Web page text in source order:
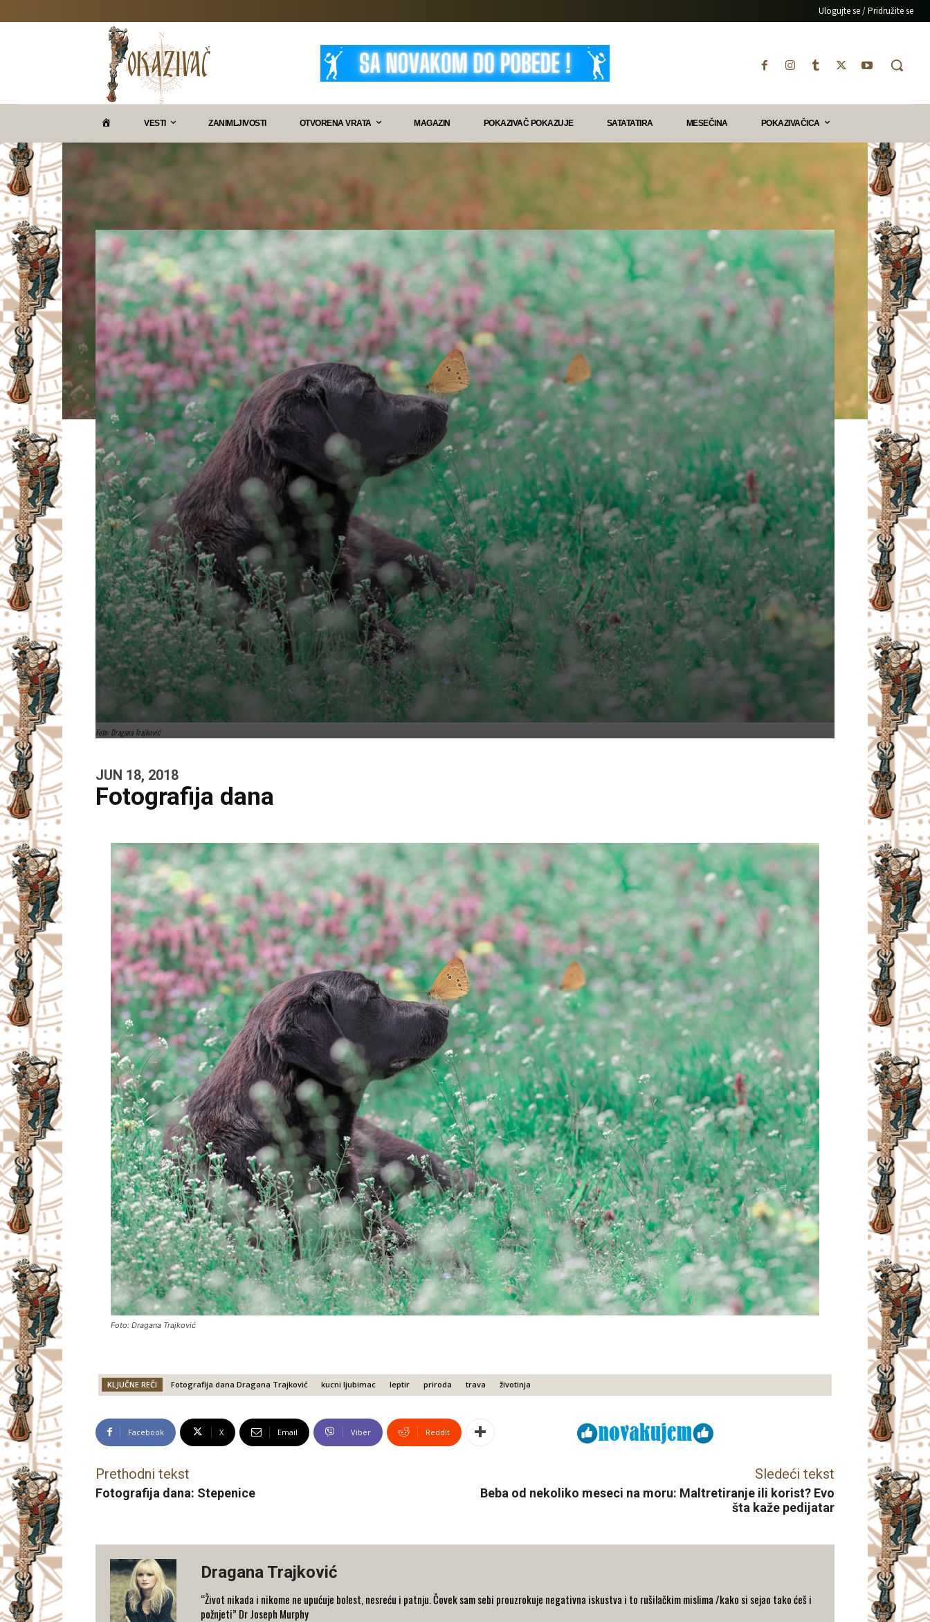
Ulogujte se / Pridružite se
A
Z
V
A
Č
VESTI ZANIMLJIVOSTI OTVORENA VRATA MAGAZIN POKAZIVAČ POKAZUJE SATATATIRA MESEČINA POKAZIVAČICA
Foto: Dragana Trajković
JUN 18, 2018
Fotografija dana
Foto: Dragana Trajković
KLJUČNE REČI Fotografija dana Dragana Trajković kucni ljubimac leptir priroda trava životinja
Facebook X Email Viber ReddIt
Prethodni tekst
Fotografija dana: Stepenice
Sledeći tekst
Beba od nekoliko meseci na moru: Maltretiranje ili korist? Evo
šta kaže pedijatar
Dragana Trajković
“Život nikada i nikome ne upućuje bolest, nesreću i patnju. Čovek sam sebi prouzrokuje negativna iskustva i to rušilačkim mislima /kako si sejao tako ćeš i
požnjeti” Dr Joseph Murphy